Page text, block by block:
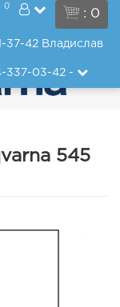
: 0
0
37-42 Владислав
337-03-42-
545